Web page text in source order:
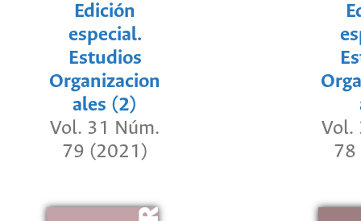
Edición
especial.
Estudios
Organizacion
ales (2)
Vol. 31 Núm.
79 (2021)
Vol.
78